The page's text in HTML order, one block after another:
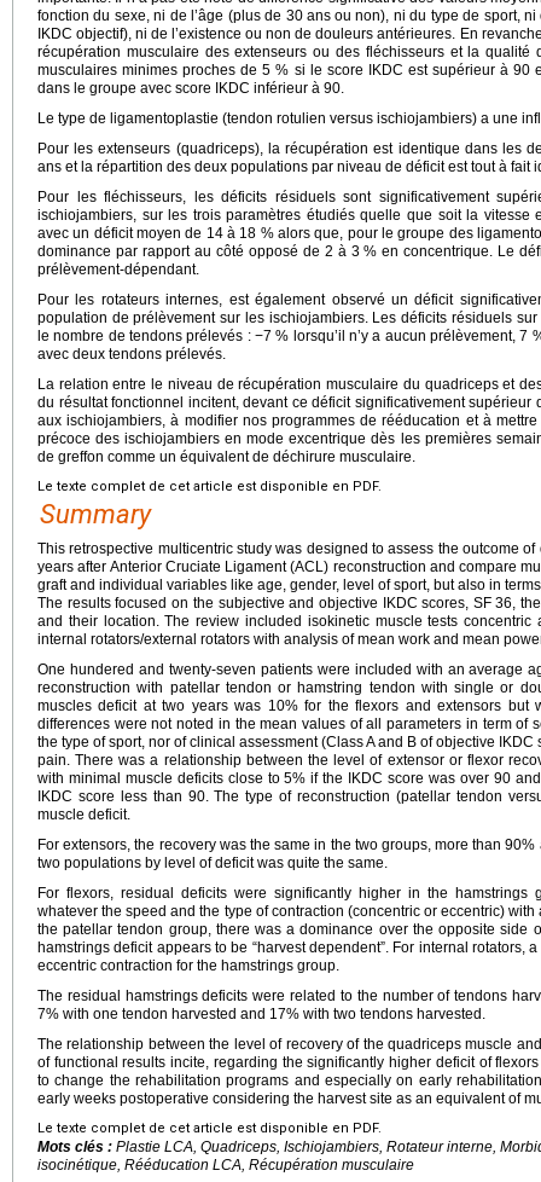
fonction du sexe, ni de l’âge (plus de 30 ans ou non), ni du type de sport,
IKDC objectif), ni de l’existence ou non de douleurs antérieures. En
récupération musculaire des extenseurs ou des fléchisseurs et la qualité
musculaires minimes proches de 5 % si le score IKDC est supérieur à 90
dans le groupe avec score IKDC inférieur à 90.
Le type de ligamentoplastie (tendon rotulien versus ischiojambiers) a une
Pour les extenseurs (quadriceps), la récupération est identique dans les
ans et la répartition des deux populations par niveau de déficit est tout à fait
Pour les fléchisseurs, les déficits résiduels sont significativement
ischiojambiers, sur les trois paramètres étudiés quelle que soit la vitesse
avec un déficit moyen de 14 à 18 % alors que, pour le groupe des
dominance par rapport au côté opposé de 2 à 3 % en concentrique. Le
prélèvement-dépendant.
Pour les rotateurs internes, est également observé un déficit
population de prélèvement sur les ischiojambiers. Les déficits résiduels
le nombre de tendons prélevés : −7 % lorsqu’il n’y a aucun prélèvement, 7
avec deux tendons prélevés.
La relation entre le niveau de récupération musculaire du quadriceps et
du résultat fonctionnel incitent, devant ce déficit significativement
aux ischiojambiers, à modifier nos programmes de rééducation et à
précoce des ischiojambiers en mode excentrique dès les premières
de greffon comme un équivalent de déchirure musculaire.
Le texte complet de cet article est disponible en PDF.
Summary
This retrospective multicentric study was designed to assess the outcome
years after Anterior Cruciate Ligament (ACL) reconstruction and compare
graft and individual variables like age, gender, level of sport, but also in
The results focused on the subjective and objective IKDC scores, SF 36,
and their location. The review included isokinetic muscle tests concentric
internal rotators/external rotators with analysis of mean work and mean
One hundered and twenty-seven patients were included with an average
reconstruction with patellar tendon or hamstring tendon with single or
muscles deficit at two years was 10% for the flexors and extensors but
differences were not noted in the mean values of all parameters in term of
the type of sport, nor of clinical assessment (Class A and B of objective
pain. There was a relationship between the level of extensor or flexor
with minimal muscle deficits close to 5% if the IKDC score was over 90
IKDC score less than 90. The type of reconstruction (patellar tendon
muscle deficit.
For extensors, the recovery was the same in the two groups, more than
two populations by level of deficit was quite the same.
For flexors, residual deficits were significantly higher in the hamstrings
whatever the speed and the type of contraction (concentric or eccentric)
the patellar tendon group, there was a dominance over the opposite side
hamstrings deficit appears to be “harvest dependent”. For internal rotators,
eccentric contraction for the hamstrings group.
The residual hamstrings deficits were related to the number of tendons
7% with one tendon harvested and 17% with two tendons harvested.
The relationship between the level of recovery of the quadriceps muscle
of functional results incite, regarding the significantly higher deficit of
to change the rehabilitation programs and especially on early
early weeks postoperative considering the harvest site as an equivalent of
Le texte complet de cet article est disponible en PDF.
Mots clés : Plastie LCA, Quadriceps, Ischiojambiers, Rotateur interne,
isocinétique, Rééducation LCA, Récupération musculaire